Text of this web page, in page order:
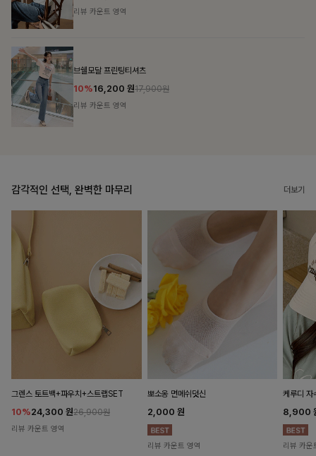
감각적인 선택, 완벽한 마무리 더보기
그렌스 토트백+파우치+스트랩SET
10%24,300 원26,900원
리뷰 카운트 영역
뽀소옹 면메쉬덧신
2,000 원
리뷰 카운트 영역
케루디 자
8,900
리뷰 카운